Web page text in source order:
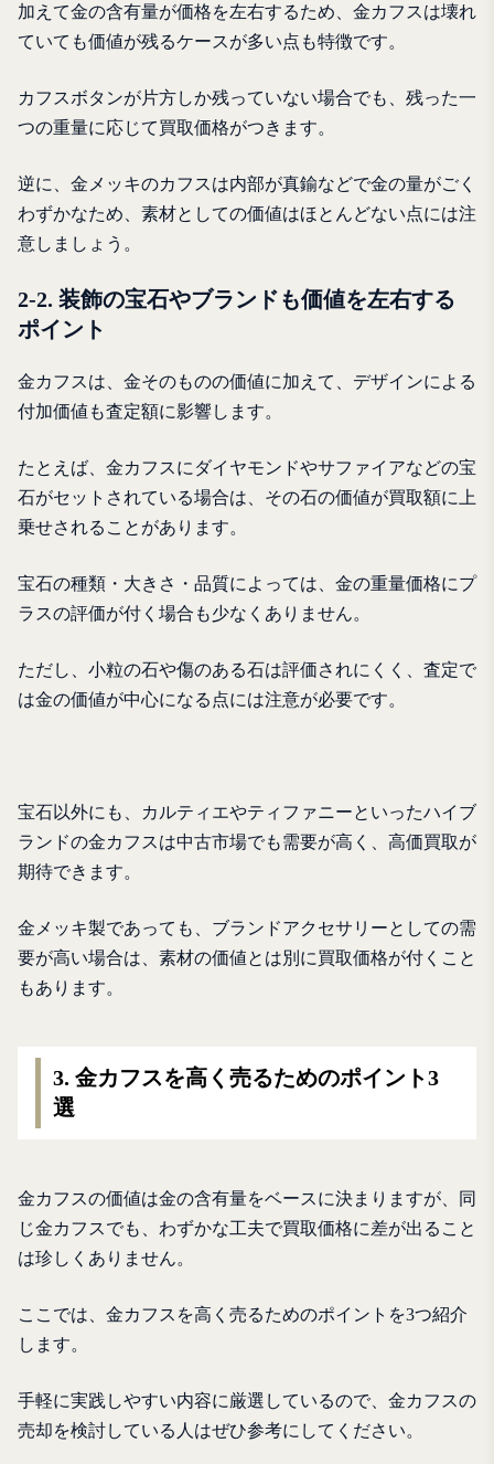
加えて金の含有量が価格を左右するため、金カフスは壊れ
ていても価値が残るケースが多い点も特徴です。
カフスボタンが片方しか残っていない場合でも、残った一
つの重量に応じて買取価格がつきます。
逆に、金メッキのカフスは内部が真鍮などで金の量がごく
わずかなため、素材としての価値はほとんどない点には注
意しましょう。
2-2. 装飾の宝石やブランドも価値を左右する
ポイント
金カフスは、金そのものの価値に加えて、デザインによる
付加価値も査定額に影響します。
たとえば、金カフスにダイヤモンドやサファイアなどの宝
石がセットされている場合は、その石の価値が買取額に上
乗せされることがあります。
宝石の種類・大きさ・品質によっては、金の重量価格にプ
ラスの評価が付く場合も少なくありません。
ただし、小粒の石や傷のある石は評価されにくく、査定で
は金の価値が中心になる点には注意が必要です。
宝石以外にも、カルティエやティファニーといったハイブ
ランドの金カフスは中古市場でも需要が高く、高価買取が
期待できます。
金メッキ製であっても、ブランドアクセサリーとしての需
要が高い場合は、素材の価値とは別に買取価格が付くこと
もあります。
3. 金カフスを高く売るためのポイント3
選
金カフスの価値は金の含有量をベースに決まりますが、同
じ金カフスでも、わずかな工夫で買取価格に差が出ること
は珍しくありません。
ここでは、金カフスを高く売るためのポイントを3つ紹介
します。
手軽に実践しやすい内容に厳選しているので、金カフスの
売却を検討している人はぜひ参考にしてください。